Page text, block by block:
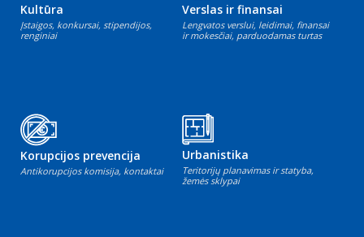
Kultūra
Įstaigos, konkursai, stipendijos,
renginiai
Verslas ir finansai
Lengvatos verslui, leidimai, finansai
ir mokesčiai, parduodamas turtas
Korupcijos prevencija
Antikorupcijos komisija, kontaktai
Urbanistika
Teritorijų planavimas ir statyba,
žemės sklypai